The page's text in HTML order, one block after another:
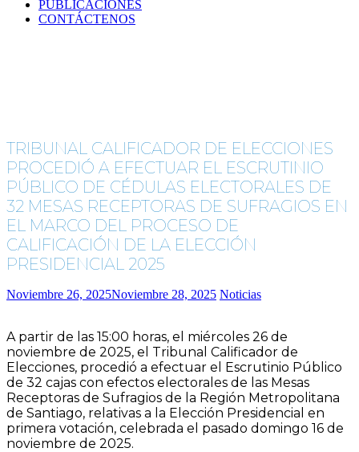
PUBLICACIONES
CONTÁCTENOS
TRIBUNAL CALIFICADOR DE ELECCIONES
PROCEDIÓ A EFECTUAR EL ESCRUTINIO
PÚBLICO DE CÉDULAS ELECTORALES DE
32 MESAS RECEPTORAS DE SUFRAGIOS EN
EL MARCO DEL PROCESO DE
CALIFICACIÓN DE LA ELECCIÓN
PRESIDENCIAL 2025
Noviembre 26, 2025Noviembre 28, 2025 Noticias
A partir de las 15:00 horas, el miércoles 26 de
noviembre de 2025, el Tribunal Calificador de
Elecciones, procedió a efectuar el Escrutinio Público
de 32 cajas con efectos electorales de las Mesas
Receptoras de Sufragios de la Región Metropolitana
de Santiago, relativas a la Elección Presidencial en
primera votación, celebrada el pasado domingo 16 de
noviembre de 2025.